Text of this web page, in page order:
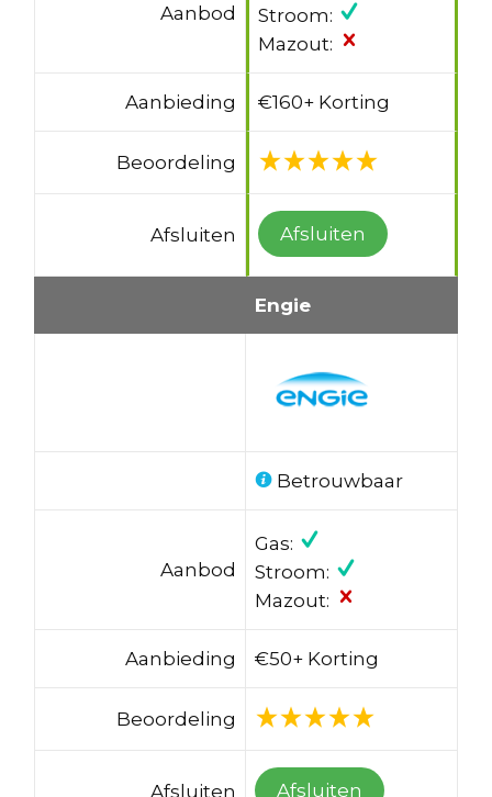
Aanbod
Stroom:
Mazout:
Aanbieding €160+ Korting
Beoordeling
Afsluiten Afsluiten
Engie
Betrouwbaar
Aanbod
Gas:
Stroom:
Mazout:
Aanbieding €50+ Korting
Beoordeling
Afsluiten Afsluiten